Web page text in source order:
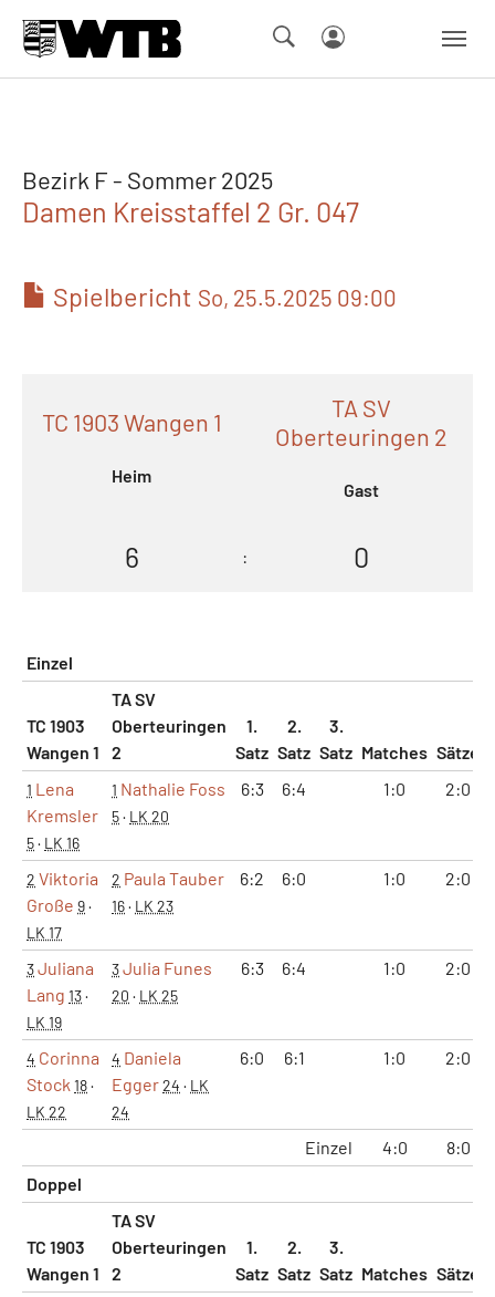
Bezirk F - Sommer 2025
Damen Kreisstaffel 2 Gr. 047
Spielbericht So, 25.5.2025 09:00
TC 1903 Wangen 1
Heim
TA SV
Oberteuringen 2
Gast
6 : 0
Einzel
TC 1903
Wangen 1
TA SV
Oberteuringen
2
1.
Satz
2.
Satz
3.
Satz Matches Sätze
1 Lena
Kremsler
5· LK 16
1 Nathalie Foss
5· LK 20
6:3 6:4 1:0 2:0
2 Viktoria
Große 9·
LK 17
2 Paula Tauber
16· LK 23
6:2 6:0 1:0 2:0
3Juliana
Lang 13·
LK 19
3Julia Funes
20 · LK 25
6:3 6:4 1:0 2:0
4 Corinna
Stock 18·
LK 22
4 Daniela
Egger24 · LK
24
6:0 6:1 1:0 2:0
Einzel 4:0
8:0
Doppel
TC 1903
Wangen 1
TA SV
Oberteuringen
2
1.
Satz
2.
Satz
3.
Satz Matches Sätze